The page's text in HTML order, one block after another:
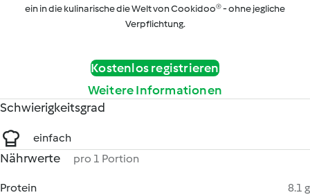
ein in die kulinarische die Welt von Cookidoo® - ohne jegliche
Verpflichtung.
Kostenlos registrieren
Weitere Informationen
Schwierigkeitsgrad
einfach
Nährwerte pro 1 Portion
Protein
8.1 g